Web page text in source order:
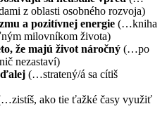
z oblasti osobného rozvoja)
a pozitívnej energie (…kniha
milovníkom života)
že majú život náročný (…po
nezastaví)
ďalej (…stratený/á sa cítiš
ako tie ťažké časy využiť